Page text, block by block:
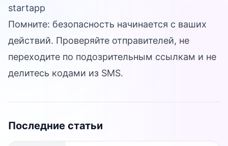
startapp
Помните: безопасность начинается с ваших
действий. Проверяйте отправителей, не
переходите по подозрительным ссылкам и не
делитесь кодами из SMS.
Последние статьи